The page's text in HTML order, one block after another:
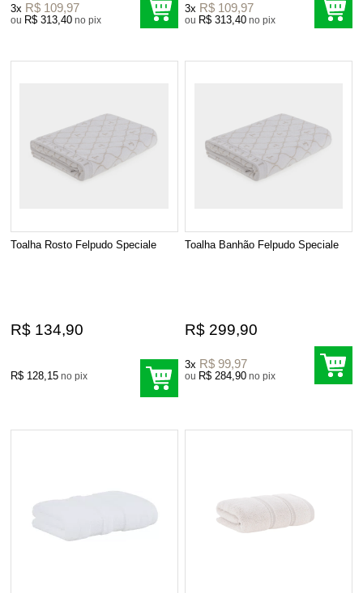
3x R$ 109,97
ou R$ 313,40 no pix
3x R$ 109,97
ou R$ 313,40 no pix
Toalha Rosto Felpudo Speciale
R$ 134,90
R$ 128,15 no pix
Toalha Banhão Felpudo Speciale
R$ 299,90
3x R$ 99,97
ou R$ 284,90 no pix